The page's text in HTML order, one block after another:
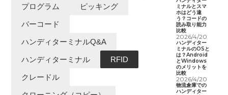
プログラム ピッキング
バーコード
ハンディターミナルQ&A
ハンディターミナル RFID
クレードル
ミナルとスマ
ホはどう違
う？コードの
読み取り能力
比較
2026/4/20
ハンディター
ミナルのOSと
は？Android
とWindows
のメリットを
比較
2026/4/20
物流倉庫での
ハンディター